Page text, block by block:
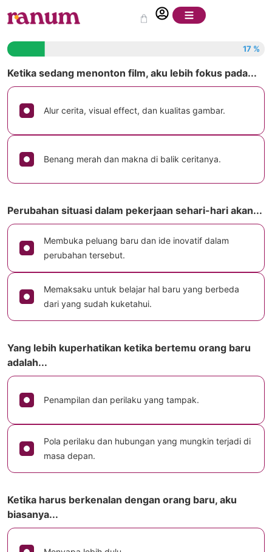
Ketika sedang menonton film, aku lebih fokus pada...
Alur cerita, visual effect, dan kualitas gambar.
Benang merah dan makna di balik ceritanya.
Perubahan situasi dalam pekerjaan sehari-hari akan...
Membuka peluang baru dan ide inovatif dalam
perubahan tersebut.
Memaksaku untuk belajar hal baru yang berbeda
dari yang sudah kuketahui.
Yang lebih kuperhatikan ketika bertemu orang baru
adalah...
Penampilan dan perilaku yang tampak.
Pola perilaku dan hubungan yang mungkin terjadi di
masa depan.
Ketika harus berkenalan dengan orang baru, aku
biasanya...
17 %